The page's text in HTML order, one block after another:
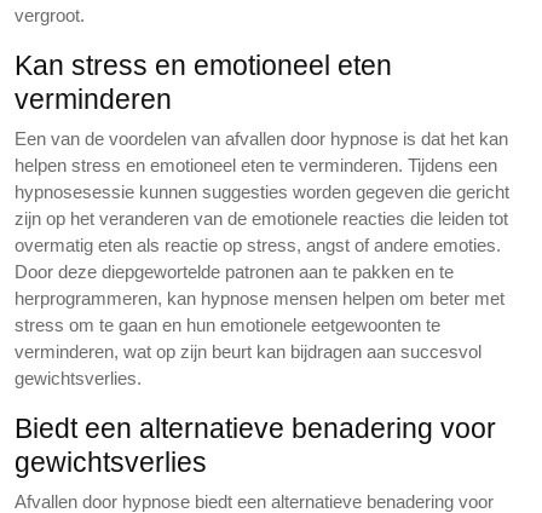
vergroot.
Kan stress en emotioneel eten
verminderen
Een van de voordelen van afvallen door hypnose is dat het kan
helpen stress en emotioneel eten te verminderen. Tijdens een
hypnosesessie kunnen suggesties worden gegeven die gericht
zijn op het veranderen van de emotionele reacties die leiden tot
overmatig eten als reactie op stress, angst of andere emoties.
Door deze diepgewortelde patronen aan te pakken en te
herprogrammeren, kan hypnose mensen helpen om beter met
stress om te gaan en hun emotionele eetgewoonten te
verminderen, wat op zijn beurt kan bijdragen aan succesvol
gewichtsverlies.
Biedt een alternatieve benadering voor
gewichtsverlies
Afvallen door hypnose biedt een alternatieve benadering voor